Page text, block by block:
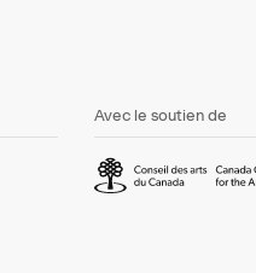
Avec le soutien de